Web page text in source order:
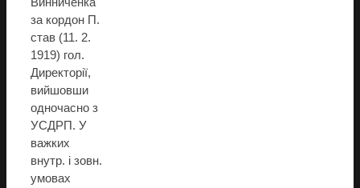
за кордон П.
став (11. 2.
1919) гол.
Директорії,
вийшовши
одночасно з
УСДРП. У
важких
внутр. і зовн.
умовах